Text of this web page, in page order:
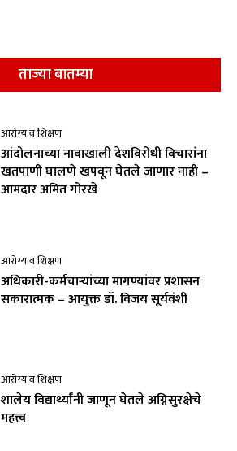
ताज्या बातम्या
आरोग्य व शिक्षण
आंदोलनाच्या नावाखाली देशविरोधी विचारांना
खतपाणी घालणे खपवून घेतले जाणार नाही –
आमदार अमित गोरखे
आरोग्य व शिक्षण
अधिकारी-कर्मचाऱ्यांच्या मागण्यांवर प्रशासन
सकारात्मक – आयुक्त डॉ. विजय सूर्यवंशी
आरोग्य व शिक्षण
शालेय विद्यार्थ्यांनी जाणून घेतले अग्निसुरक्षेचे
महत्त्व